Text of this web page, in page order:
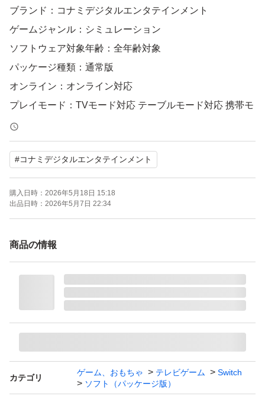
ブランド：コナミデジタルエンタテインメント
ゲームジャンル：シミュレーション
ソフトウェア対象年齢：全年齢対象
パッケージ種類：通常版
オンライン：オンライン対応
プレイモード：TVモード対応 テーブルモード対応 携帯モ
ード対応
携帯モードプレイ人数：1.0 人
動作確認済み
ケースあり
い。
#コナミデジタルエンタテインメント
購入日時： 2026年5月18日 15:18
出品日時： 2026年5月7日 22:34
商品の情報
カテゴリ
ゲーム、おもちゃ テレビゲーム
Switch
ソフト（パッケージ版）